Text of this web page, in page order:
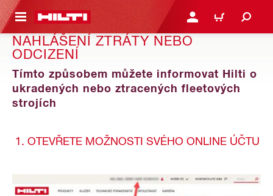
HLAVNÍ OBSAH PŘIHLÁSIT NEBO
KOŠÍK
NAHLÁŠENÍ ZTRÁTY NEBO
ODCIZENÍ
Tímto způsobem můžete informovat Hilti o
ukradených nebo ztracených fleetových
strojích
1. OTEVŘETE MOŽNOSTI SVÉHO ONLINE ÚČTU